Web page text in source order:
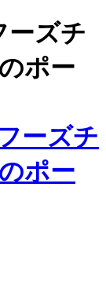
ーズチ
ポー